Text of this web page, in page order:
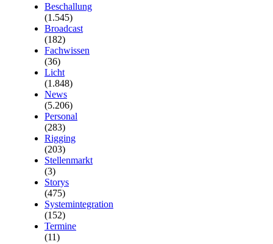
Beschallung
(1.545)
Broadcast
(182)
Fachwissen
(36)
Licht
(1.848)
News
(5.206)
Personal
(283)
Rigging
(203)
Stellenmarkt
(3)
Storys
(475)
Systemintegration
(152)
Termine
(11)